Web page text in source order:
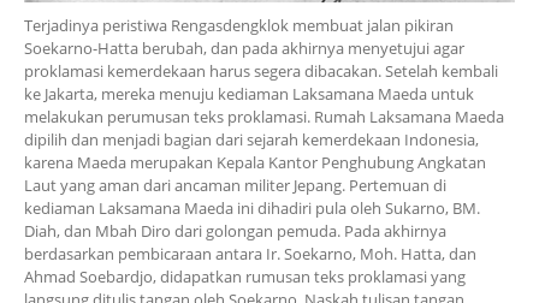
Terjadinya peristiwa Rengasdengklok membuat jalan pikiran
Soekarno-Hatta berubah, dan pada akhirnya menyetujui agar
proklamasi kemerdekaan harus segera dibacakan. Setelah kembali
ke Jakarta, mereka menuju kediaman Laksamana Maeda untuk
melakukan perumusan teks proklamasi. Rumah Laksamana Maeda
dipilih dan menjadi bagian dari sejarah kemerdekaan Indonesia,
karena Maeda merupakan Kepala Kantor Penghubung Angkatan
Laut yang aman dari ancaman militer Jepang. Pertemuan di
kediaman Laksamana Maeda ini dihadiri pula oleh Sukarno, BM.
Diah, dan Mbah Diro dari golongan pemuda. Pada akhirnya
berdasarkan pembicaraan antara Ir. Soekarno, Moh. Hatta, dan
Ahmad Soebardjo, didapatkan rumusan teks proklamasi yang